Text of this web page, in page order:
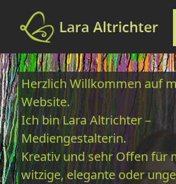
Herzlich Willkommen auf
Website.
Ich bin Lara Altrichter –
Mediengestalterin.
Kreativ und sehr Offen für
witzige, elegante oder